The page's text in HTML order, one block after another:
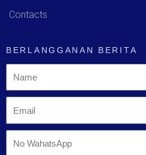
Contacts
BERLANGGANAN BERITA